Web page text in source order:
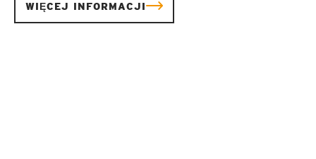
WIĘCEJ INFORMACJI